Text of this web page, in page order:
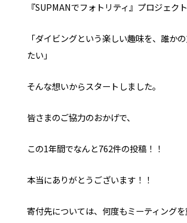
『SUPMANでフォトリティ』プロジェクト
「ダイビングという楽しい趣味を、誰か
たい」
そんな想いからスタートしました。
皆さまのご協力のおかげで、
この1年間でなんと762件の投稿！！
本当にありがとうございます！！
寄付先については、何度もミーティングを